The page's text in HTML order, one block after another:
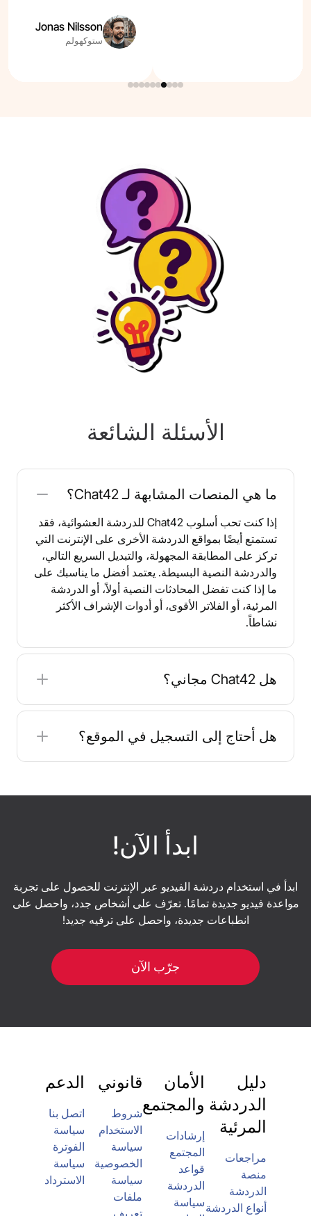
Jonas Nilsson
ستوكهولم
الأسئلة الشائعة
ما هي المنصات المشابهة لـ Chat42؟
إذا كنت تحب أسلوب Chat42 للدردشة العشوائية، فقد
تستمتع أيضًا بمواقع الدردشة الأخرى على الإنترنت التي
تركز على المطابقة المجهولة، والتبديل السريع التالي،
والدردشة النصية البسيطة. يعتمد أفضل ما يناسبك على
ما إذا كنت تفضل المحادثات النصية أولاً، أو الدردشة
المرئية، أو الفلاتر الأقوى، أو أدوات الإشراف الأكثر
نشاطاً.
هل Chat42 مجاني؟
نعم. Chat42 مجاني للاستخدام ولا يتطلب عادةً
التسجيل، مما يساعدك على بدء الدردشة بسرعة دون
مشاركة تفاصيل الدفع. كما هو الحال مع أي تطبيق
دردشة عشوائي، انتبه لما تشاركه وتجنب نشر
هل أحتاج إلى التسجيل في الموقع؟
يتعلق بالخصوصية ومشاركة ما تشعر بالراحة في
مشاركته مع الغرباء فقط.ابدأ الآن!
ابدأ في استخدام دردشة الفيديو عبر الإنترنت للحصول على تجربة
مواعدة فيديو جديدة تمامًا. تعرّف على أشخاص جدد، واحصل على
انطباعات جديدة، واحصل على ترفيه جديد!
جرّب الآن
دليل
الدردشة
المرئية
مراجعات
منصة
الدردشة
أنواع الدردشة
الأمان
والمجتمع
إرشادات
المجتمع
قواعد
الدردشة
سياسة
قانوني
شروط
الاستخدام
سياسة
الخصوصية
سياسة
ملفات
الدعم
اتصل بنا
سياسة
الفوترة
سياسة
الاسترداد